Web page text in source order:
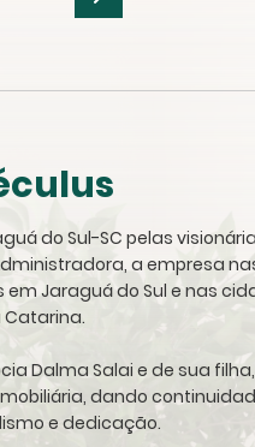
do Sul-SC pelas
a empresa
Jaraguá do Sul e nas
Catarina.
Dalma Salai e de sua
dando
e dedicação.